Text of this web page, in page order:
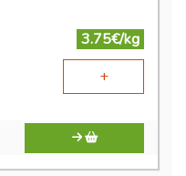
3.75€/kg
+